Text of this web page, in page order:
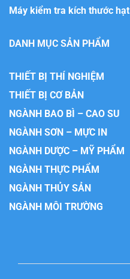
Máy kiểm tra kích thước hạt
DANH MỤC SẢN PHẨM
THIẾT BỊ THÍ NGHIỆM
THIẾT BỊ CƠ BẢN
NGÀNH BAO BÌ – CAO SU
NGÀNH SƠN – MỰC IN
NGÀNH DƯỢC – MỸ PHẨM
NGÀNH THỰC PHẨM
NGÀNH THỦY SẢN
NGÀNH MÔI TRƯỜNG